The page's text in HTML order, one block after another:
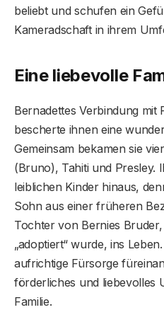
beliebt und schufen ein
Kameradschaft in ihrem
Eine liebevolle
Bernadettes Verbindung mit
bescherte ihnen eine
Gemeinsam bekamen sie
(Bruno), Tahiti und Presley.
leiblichen Kinder hinaus,
Sohn aus einer früheren
Tochter von Bernies Bruder,
„adoptiert“ wurde, ins
aufrichtige Fürsorge
förderliches und liebevolles
Familie.